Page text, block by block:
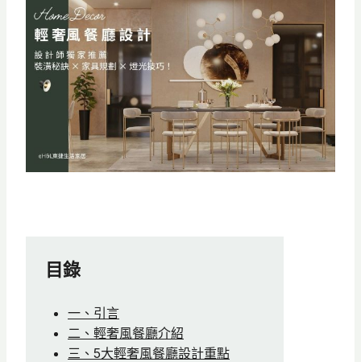
目錄
一、引言
二、輕奢風餐廳介紹
三、5大輕奢風餐廳設計重點